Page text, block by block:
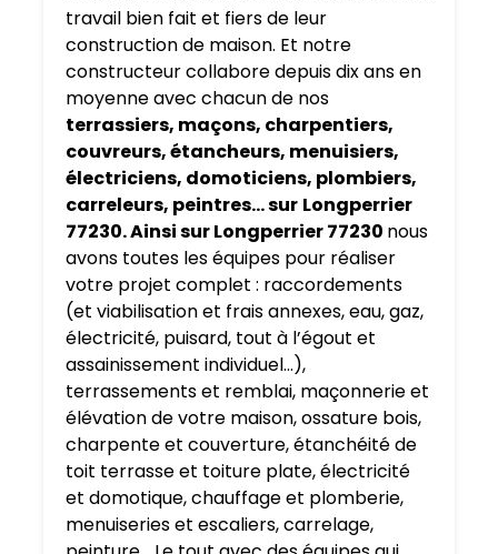
travail bien fait et fiers de leur
construction de maison. Et notre
constructeur collabore depuis dix ans en
moyenne avec chacun de nos
terrassiers, maçons, charpentiers,
couvreurs, étancheurs, menuisiers,
électriciens, domoticiens, plombiers,
carreleurs, peintres… sur Longperrier
77230. Ainsi sur Longperrier 77230 nous
avons toutes les équipes pour réaliser
votre projet complet : raccordements
(et viabilisation et frais annexes, eau, gaz,
électricité, puisard, tout à l’égout et
assainissement individuel…),
terrassements et remblai, maçonnerie et
élévation de votre maison, ossature bois,
charpente et couverture, étanchéité de
toit terrasse et toiture plate, électricité
et domotique, chauffage et plomberie,
menuiseries et escaliers, carrelage,